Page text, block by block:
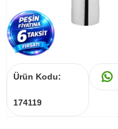
Ürün Kodu:
174119